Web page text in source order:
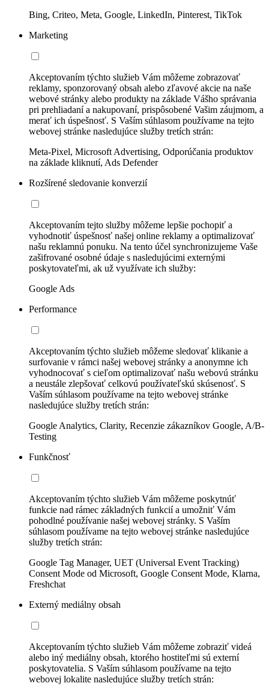
Bing, Criteo, Meta, Google, LinkedIn, Pinterest, TikTok
Marketing
Akceptovaním týchto služieb Vám môžeme zobrazovať
reklamy, sponzorovaný obsah alebo zľavové akcie na naše
webové stránky alebo produkty na základe Vášho správania
pri prehliadaní a nakupovaní, prispôsobené Vašim záujmom, a
merať ich úspešnosť. S Vaším súhlasom používame na tejto
webovej stránke nasledujúce služby tretích strán:
Meta-Pixel, Microsoft Advertising, Odporúčania produktov
na základe kliknutí, Ads Defender
Rozšírené sledovanie konverzií
Akceptovaním tejto služby môžeme lepšie pochopiť a
vyhodnotiť úspešnosť našej online reklamy a optimalizovať
našu reklamnú ponuku. Na tento účel synchronizujeme Vaše
zašifrované osobné údaje s nasledujúcimi externými
poskytovateľmi, ak už využívate ich služby:
Google Ads
Performance
Akceptovaním týchto služieb môžeme sledovať klikanie a
surfovanie v rámci našej webovej stránky a anonymne ich
vyhodnocovať s cieľom optimalizovať našu webovú stránku
a neustále zlepšovať celkovú používateľskú skúsenosť. S
Vaším súhlasom používame na tejto webovej stránke
nasledujúce služby tretích strán:
Google Analytics, Clarity, Recenzie zákazníkov Google, A/B-
Testing
Funkčnosť
Akceptovaním týchto služieb Vám môžeme poskytnúť
funkcie nad rámec základných funkcií a umožniť Vám
pohodlné používanie našej webovej stránky. S Vaším
súhlasom používame na tejto webovej stránke nasledujúce
služby tretích strán:
Google Tag Manager, UET (Universal Event Tracking)
Consent Mode od Microsoft, Google Consent Mode, Klarna,
Freshchat
Externý mediálny obsah
Akceptovaním týchto služieb Vám môžeme zobraziť videá
alebo iný mediálny obsah, ktorého hostiteľmi sú externí
poskytovatelia. S Vaším súhlasom používame na tejto
webovej lokalite nasledujúce služby tretích strán: